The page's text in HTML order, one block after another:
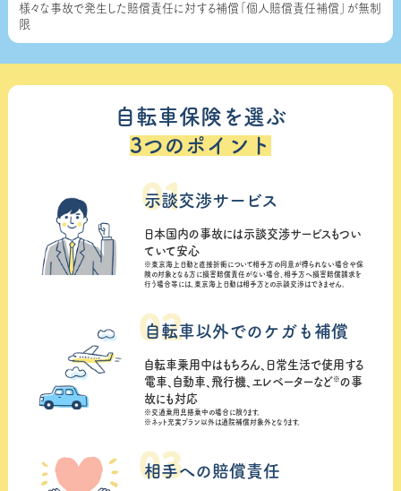
様々な事故で発生した賠償責任に対する補償「個人賠償責任補償」が無制
限
自転車保険を選ぶ
3つのポイント
示談交渉サービス
日本国内の事故には示談交渉サービスもつい
ていて安心
※東京海上日動と直接折衝について相手方の同意が得られない場合や保
険の対象となる方に損害賠償責任がない場合、相手方へ損害賠償請求を
行う場合等には、東京海上日動は相手方との示談交渉はできません。
自転車以外でのケガも補償
自転車乗用中はもちろん、日常生活で使用する
電車、自動車、飛行機、エレベーターなど※の事
故にも対応
※交通乗用具搭乗中の場合に限ります。
※ネット充実プラン以外は通院補償対象外となります。
相手への賠償責任